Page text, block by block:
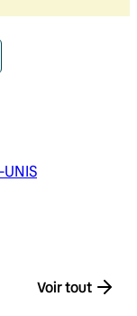
UNIS
Voir tout